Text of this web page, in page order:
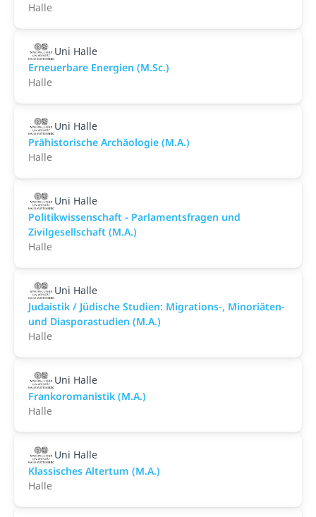
Halle
Uni Halle
Erneuerbare Energien (M.Sc.)
Halle
Uni Halle
Prähistorische Archäologie (M.A.)
Halle
Uni Halle
Politikwissenschaft - Parlamentsfragen und
Zivilgesellschaft (M.A.)
Halle
Uni Halle
Judaistik / Jüdische Studien: Migrations-, Minoriäten-
und Diasporastudien (M.A.)
Halle
Uni Halle
Frankoromanistik (M.A.)
Halle
Uni Halle
Klassisches Altertum (M.A.)
Halle